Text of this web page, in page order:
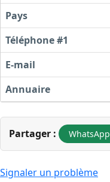
Pays
Téléphone #1
E-mail
Annuaire
Partager : WhatsApp
Signaler un problème